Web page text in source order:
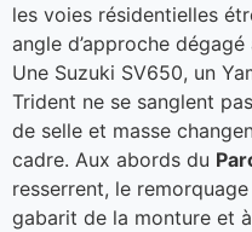
les voies résidentielles
angle d’approche
Une Suzuki SV650, un
Trident ne se sanglent
de selle et masse
cadre. Aux abords du
resserrent, le
gabarit de la monture et